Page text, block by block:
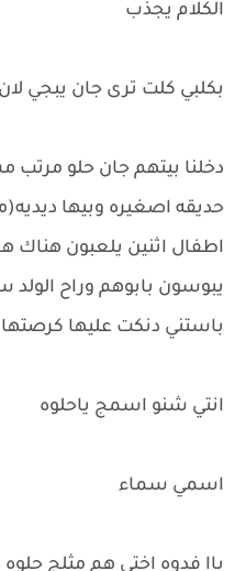
الكلام يجذب
بكلبي كلت ترى جان يبجي
حديقه اصغيره وبيها
اطفال اثنين يلعبون هناك
يبوسون بابوهم وراح الولد
باستني دنكت عليها
انتي شنو اسمج ياحلوه
اسمي سماء
ياا فدوه اختي هم مثلج